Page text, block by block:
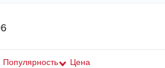
Популярность Цена